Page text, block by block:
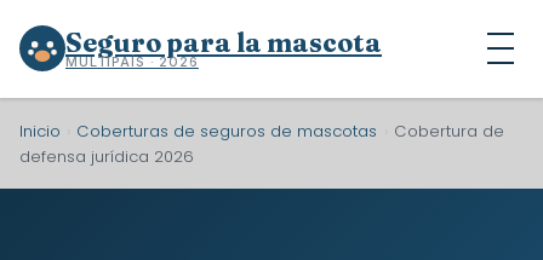
Seguro para la mascota
MULTIPAÍS · 2026
Inicio Coberturas de seguros de mascotas
Cobertura de
defensa jurídica 2026